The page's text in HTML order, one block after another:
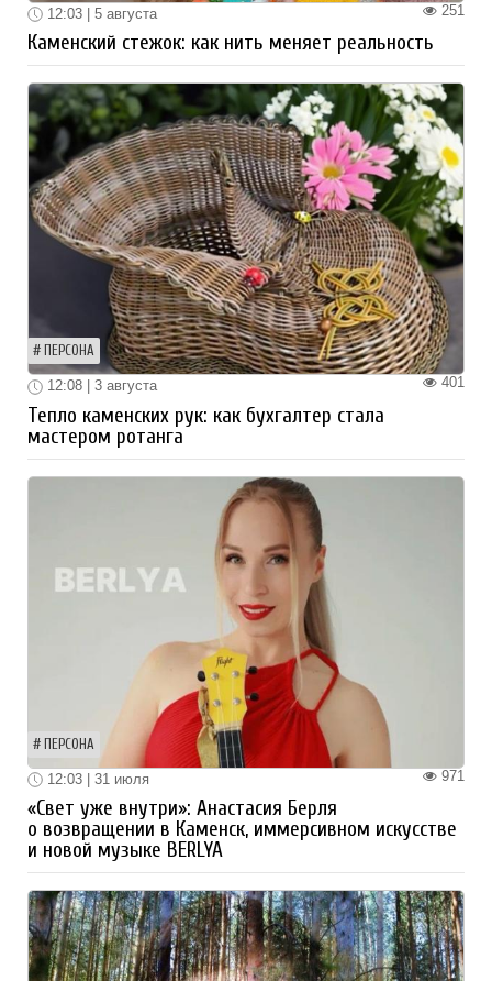
251
12:03 | 5 августа
Каменский стежок: как нить меняет реальность
ПЕРСОНА
401
12:08 | 3 августа
Тепло каменских рук: как бухгалтер стала
мастером ротанга
ПЕРСОНА
971
12:03 | 31 июля
«Свет уже внутри»: Анастасия Берля
о возвращении в Каменск, иммерсивном искусстве
и новой музыке BERLYA